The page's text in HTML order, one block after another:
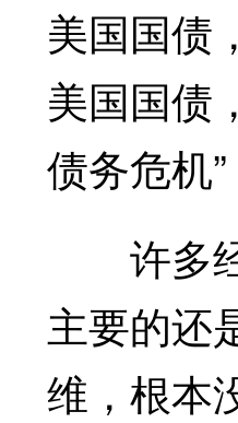
美国国债
美国国债
债务危机”
许多经
主要的还
维，根本